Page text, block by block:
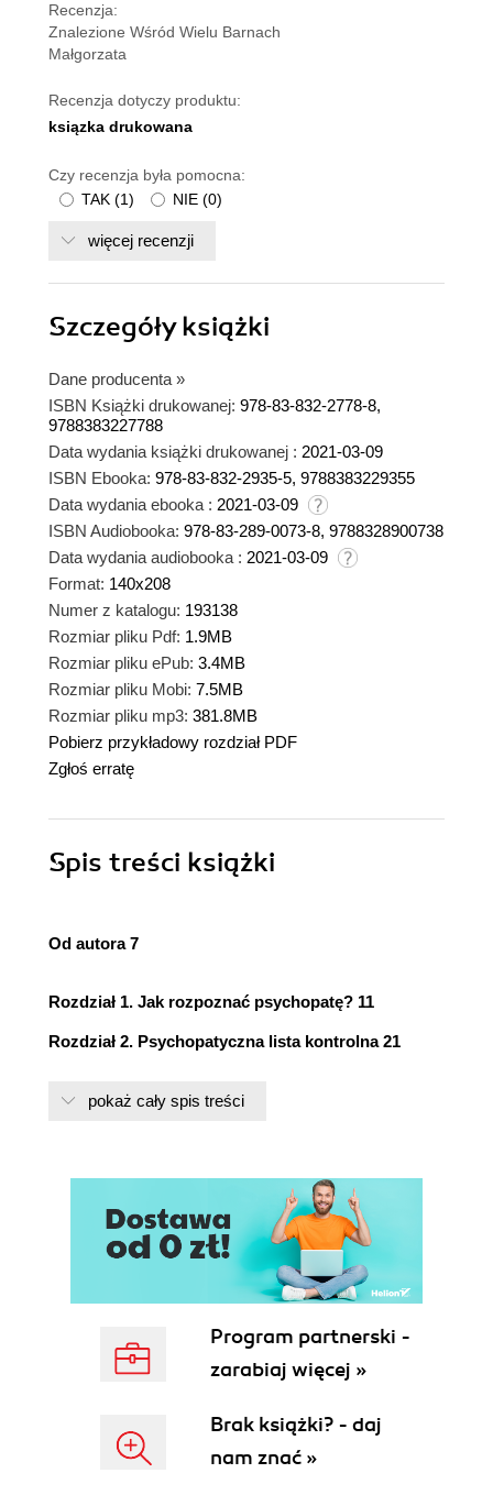
Recenzja:
Znalezione Wśród Wielu Barnach
Małgorzata
Recenzja dotyczy produktu:
ksiązka drukowana
Czy recenzja była pomocna:
TAK (1) NIE (0)
więcej recenzji
Szczegółyksiążki
Dane producenta »
ISBN Książki drukowanej: 978-83-832-2778-8,
9788383227788
Data wydania książki drukowanej : 2021-03-09
ISBN Ebooka: 978-83-832-2935-5, 9788383229355
Data wydania ebooka : 2021-03-09
ISBN Audiobooka: 978-83-289-0073-8, 9788328900738
Data wydania audiobooka : 2021-03-09
Format: 140x208
Numer z katalogu: 193138
Rozmiar pliku Pdf: 1.9MB
Rozmiar pliku ePub: 3.4MB
Rozmiar pliku Mobi: 7.5MB
Rozmiar pliku mp3: 381.8MB
Pobierz przykładowy rozdział PDF
Zgłoś erratę
Spis treści książki
Od autora 7
Rozdział 1. Jak rozpoznać psychopatę? 11
Rozdział 2. Psychopatyczna lista kontrolna 21
Rozdział 5. Szalona strategia walki z szaleńcem 55
Rozdział 6. Gaslighting, czyli nie daj sobie wmówić,
mieszanka wybuchowa! 73
czyli jak upolować geparda 83
pokaż cały spis treści
Program partnerski -
zarabiaj więcej »
Brak książki? - daj
nam znać »